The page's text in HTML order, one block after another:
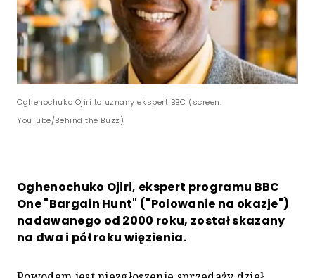
Oghenochuko Ojiri to uznany ekspert BBC (screen:
YouTube/Behind the Buzz)
Oghenochuko Ojiri, ekspert programu BBC
One "Bargain Hunt" ("Polowanie na okazje")
nadawanego od 2000 roku, został skazany
na dwa i pół roku więzienia.